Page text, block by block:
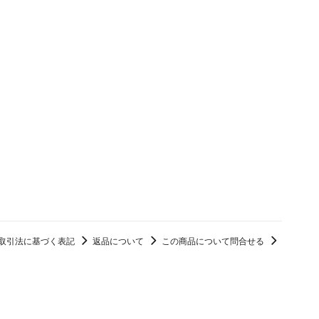
引法に基づく表記 返品について この商品について問合せる